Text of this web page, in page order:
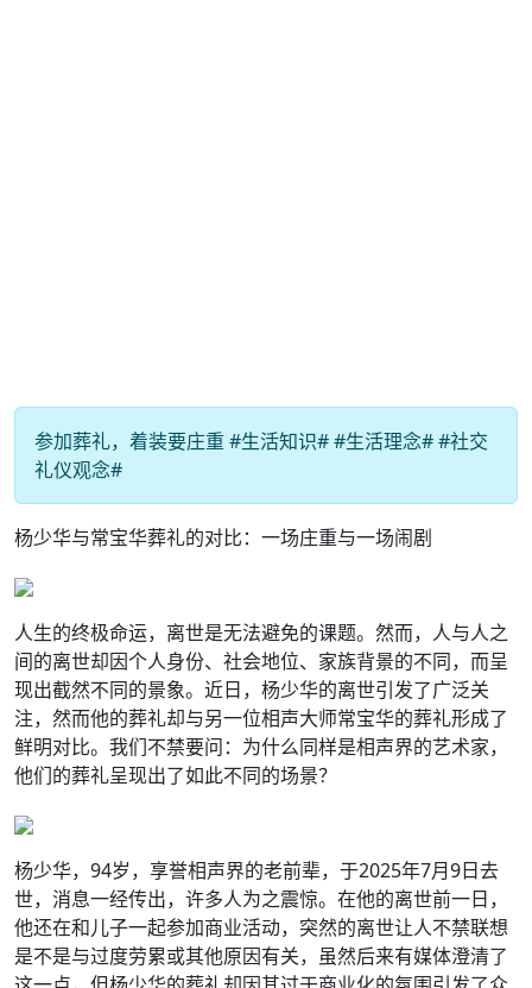
参加葬礼，着装要庄重 #生活知识# #生活理念# #社交
礼仪观念#
杨少华与常宝华葬礼的对比：一场庄重与一场闹剧
人生的终极命运，离世是无法避免的课题。然而，人与人之
间的离世却因个人身份、社会地位、家族背景的不同，而呈
现出截然不同的景象。近日，杨少华的离世引发了广泛关
注，然而他的葬礼却与另一位相声大师常宝华的葬礼形成了
鲜明对比。我们不禁要问：为什么同样是相声界的艺术家，
他们的葬礼呈现出了如此不同的场景？
杨少华，94岁，享誉相声界的老前辈，于2025年7月9日去
世，消息一经传出，许多人为之震惊。在他的离世前一日，
他还在和儿子一起参加商业活动，突然的离世让人不禁联想
是不是与过度劳累或其他原因有关，虽然后来有媒体澄清了